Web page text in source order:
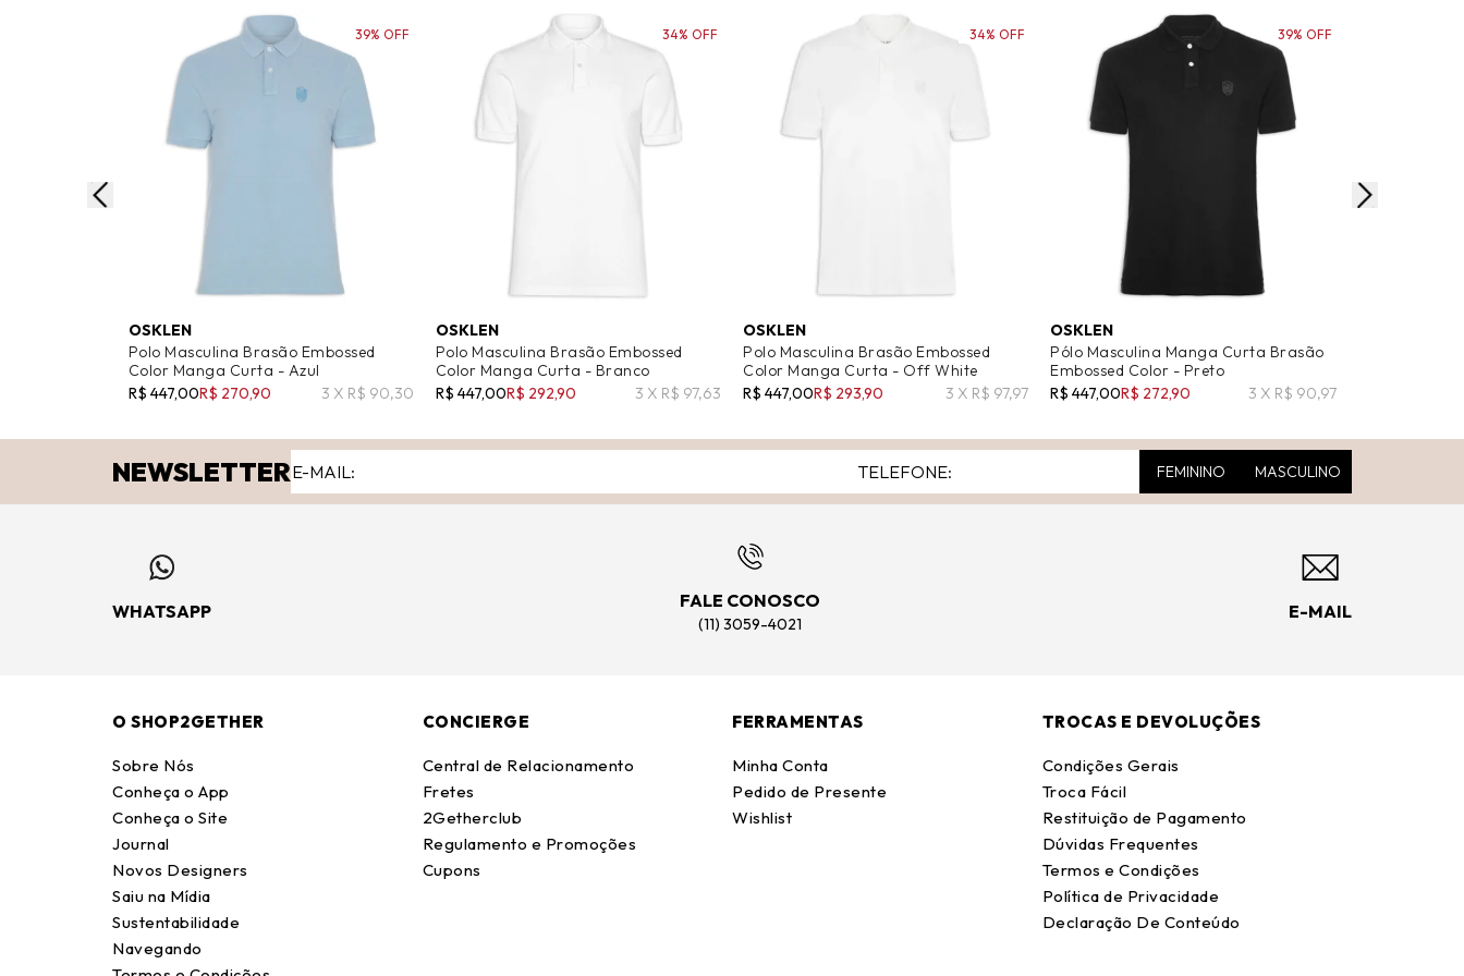
OSKLEN
Polo Masculina Brasão Embossed
Color Manga Curta - Azul
R$ 447,00R$ 270,90 3 X R$ 90,30
39% OFF
OSKLEN
Polo Masculina Brasão Embossed
Color Manga Curta - Branco
R$ 447,00R$ 292,90 3 X R$ 97,63
34% OFF
OSKLEN
Polo Masculina Brasão Embossed
Color Manga Curta - Off White
R$ 447,00R$ 293,90 3 X R$ 97,97
34% OFF
OSKLEN
Pólo Masculina Manga Curta Brasão
Embossed Color - Preto
R$ 447,00R$ 272,90 3 X R$ 90,97
39% OFF
NEWSLETTER FEMININO MASCULINO
WHATSAPP
FALE CONOSCO
(11) 3059-4021
E-MAIL
O SHOP2GETHER
Sobre Nós
Conheça o App
Conheça o Site
Journal
Novos Designers
Saiu na Mídia
Sustentabilidade
Navegando
CONCIERGE
Central de Relacionamento
Fretes
2Getherclub
Regulamento e Promoções
Cupons
FERRAMENTAS
Minha Conta
Pedido de Presente
Wishlist
TROCAS E DEVOLUÇÕES
Condições Gerais
Troca Fácil
Restituição de Pagamento
Dúvidas Frequentes
Termos e Condições
Política de Privacidade
Declaração De Conteúdo